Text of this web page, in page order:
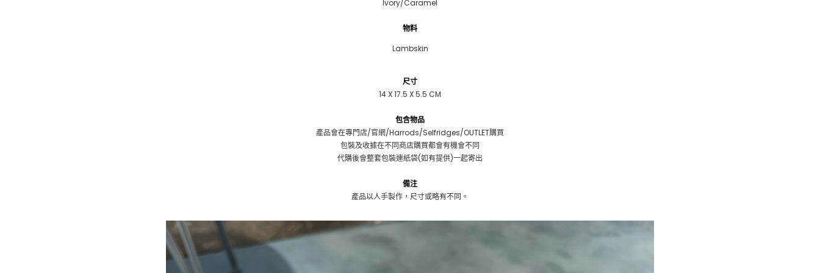
Ivory/Caramel
物料
Lambskin
尺寸
14 X 17.5 X 5.5 CM
包含物品
產品會在專門店/官網/Harrods/Selfridges/OUTLET購買
包裝及收據在不同商店購買都會有機會不同
代購後會整套包裝連紙袋(如有提供)一起寄出
備注
產品以人手製作，尺寸或略有不同。